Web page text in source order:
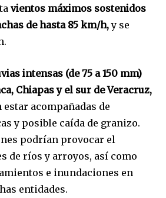
vientos máximos sostenidos
de hasta 85 km/h,y se
intensas (de 75 a 150 mm)
Chiapas y el sur de Veracruz,
acompañadas de
y posible caída de granizo.
podrían provocar el
de ríos y arroyos, así como
e inundaciones en
entidades.